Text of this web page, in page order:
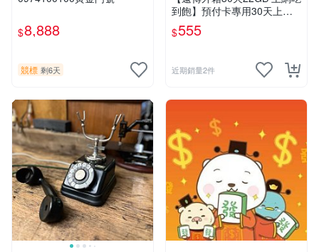
$8,888
競標 剩6天
到飽】預付卡專用30天上網
補充卡/儲值卡．Internet if
u．if499⚡MissCall儲值卡專
$555
近期銷量2件